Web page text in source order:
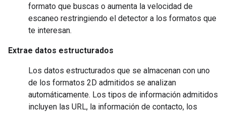
formato que buscas o aumenta la velocidad de
escaneo restringiendo el detector a los formatos que
te interesan.
Extrae datos estructurados
Los datos estructurados que se almacenan con uno
de los formatos 2D admitidos se analizan
automáticamente. Los tipos de información admitidos
incluyen las URL, la información de contacto, los